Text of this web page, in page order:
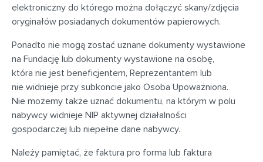
elektroniczny do którego można dołączyć skany/zdjęcia
oryginałów posiadanych dokumentów papierowych.
Ponadto nie mogą zostać uznane dokumenty wystawione
na Fundację lub dokumenty wystawione na osobę,
która nie jest beneficjentem, Reprezentantem lub
nie widnieje przy subkoncie jako Osoba Upoważniona.
Nie możemy także uznać dokumentu, na którym w polu
nabywcy widnieje NIP aktywnej działalności
gospodarczej lub niepełne dane nabywcy.
Należy pamiętać, że faktura pro forma lub faktura